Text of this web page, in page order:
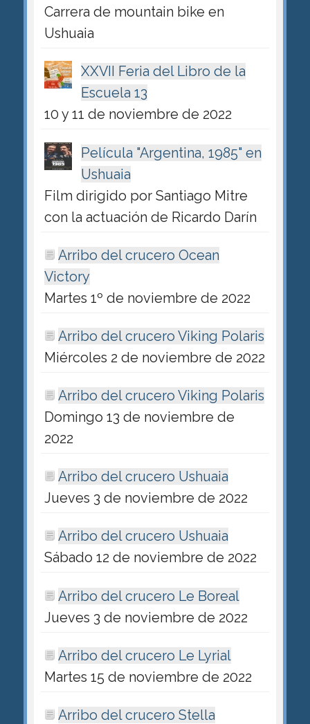
Carrera de mountain bike en
Ushuaia
XXVII Feria del Libro de la
Escuela 13
10 y 11 de noviembre de 2022
Película "Argentina, 1985" en
Ushuaia
Film dirigido por Santiago Mitre
con la actuación de Ricardo Darín
Arribo del crucero Ocean
Victory
Martes 1º de noviembre de 2022
Arribo del crucero Viking Polaris
Miércoles 2 de noviembre de 2022
Arribo del crucero Viking Polaris
Domingo 13 de noviembre de
2022
Arribo del crucero Ushuaia
Jueves 3 de noviembre de 2022
Arribo del crucero Ushuaia
Sábado 12 de noviembre de 2022
Arribo del crucero Le Boreal
Jueves 3 de noviembre de 2022
Arribo del crucero Le Lyrial
Martes 15 de noviembre de 2022
Arribo del crucero Stella